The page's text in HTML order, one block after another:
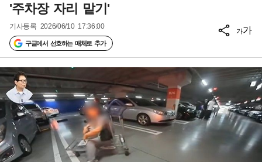
'주차장 자리 맡기'
기사등록 2026/06/10 17:36:00
구글에서 선호하는 매체로 추가
가가